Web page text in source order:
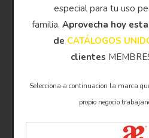
especial para tu uso
familia.Aprovecha hoy
de CATÁLOGOS
clientes
Selecciona a continuacion la marca
propio negocio